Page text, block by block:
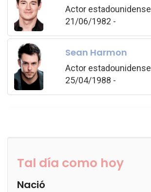
Actor estadounidense
21/06/1982 -
Sean Harmon
Actor estadounidense
25/04/1988 -
Tal día como hoy
Nació